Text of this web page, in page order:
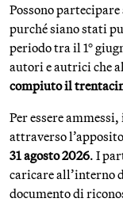
Possono
purché siano stati
periodo tra il 1°
autori e autrici che
compiuto il
Per essere
attraverso l’apposito
31 agosto 2026. I
caricare all’interno
documento di